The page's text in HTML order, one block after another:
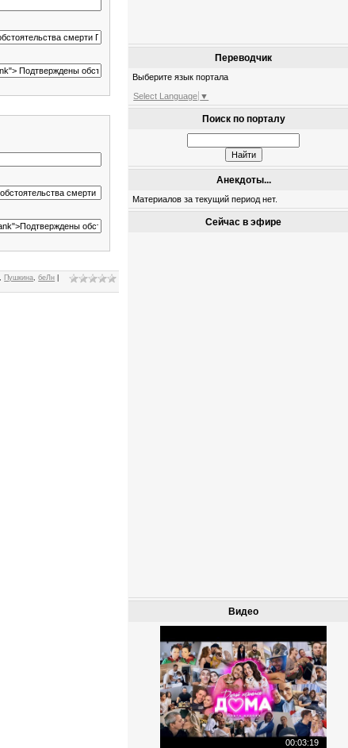
Пушкина ,беЛн
Переводчик
Выберите язык портала
Select Language ▼
Поиск по порталу
Анекдоты...
Материалов за текущий период нет.
Сейчас в эфире
Видео
00:03:19